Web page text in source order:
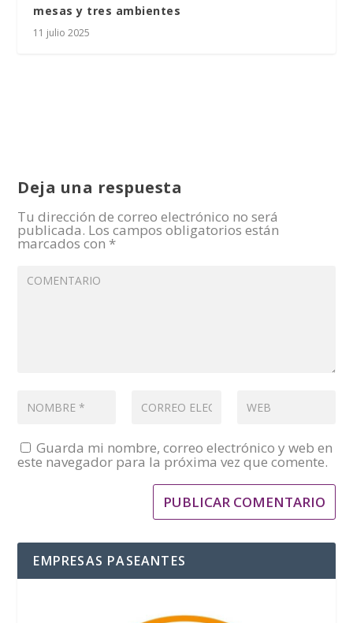
mesas y tres ambientes
11 julio 2025
Deja una respuesta
Tu dirección de correo electrónico no será
publicada. Los campos obligatorios están
marcados con *
Guarda mi nombre, correo electrónico y web en
este navegador para la próxima vez que comente.
EMPRESAS PASEANTES